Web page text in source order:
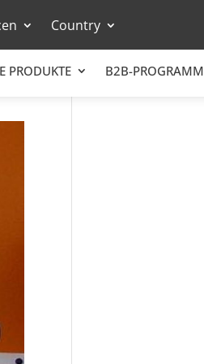
Country
PRODUKTE B2B-PROGRAMM